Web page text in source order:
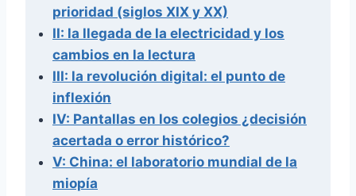
prioridad (siglos XIX y XX)
II: la llegada de la electricidad y los
cambios en la lectura
III: la revolución digital: el punto de
inflexión
IV: Pantallas en los colegios ¿decisión
acertada o error histórico?
V: China: el laboratorio mundial de la
miopía